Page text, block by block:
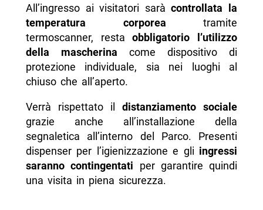
All’ingresso ai visitatori saràcontrollata la
temperatura corporea tramite
termoscanner, resta obbligatorio l’utilizzo
della mascherina come dispositivo di
protezione individuale, sia nei luoghi al
chiuso che all’aperto.
Verrà rispettato ildistanziamento sociale
grazie anche all’installazione della
segnaletica all’interno del Parco. Presenti
dispenser per l’igienizzazione e gli ingressi
saranno contingentati per garantire quindi
una visita in piena sicurezza.